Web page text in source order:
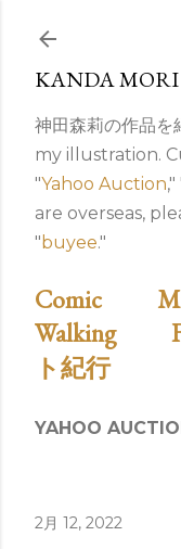
スキップ
KANDA
神田森莉の作品を
my illustration.
"Yahoo Auction,"
are overseas,
"buyee."
Comic
Walking
ト紀行
YAHOO
2月 12, 2022